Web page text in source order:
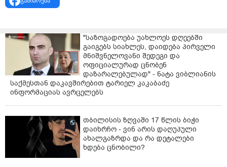
"საზოგადოება უახლოეს დღეებში
გაიგებს სიახლეს, დაიდება პირველი
მნიშვნელოვანი შედეგი და
ოფიციალურად ცნობენ
დაზარალებულად" - ნატა ვიბლიანის
საქმესთან დაკავშირებით ტარიელ კაკაბაძე
ინფორმაციას ავრცელებს
თბილისის ზღვაში 17 წლის ბიჭი
დაიხრჩო - ვინ არის დაღუპული
ახალგაზრდა და რა დეტალები
ხდება ცნობილი?